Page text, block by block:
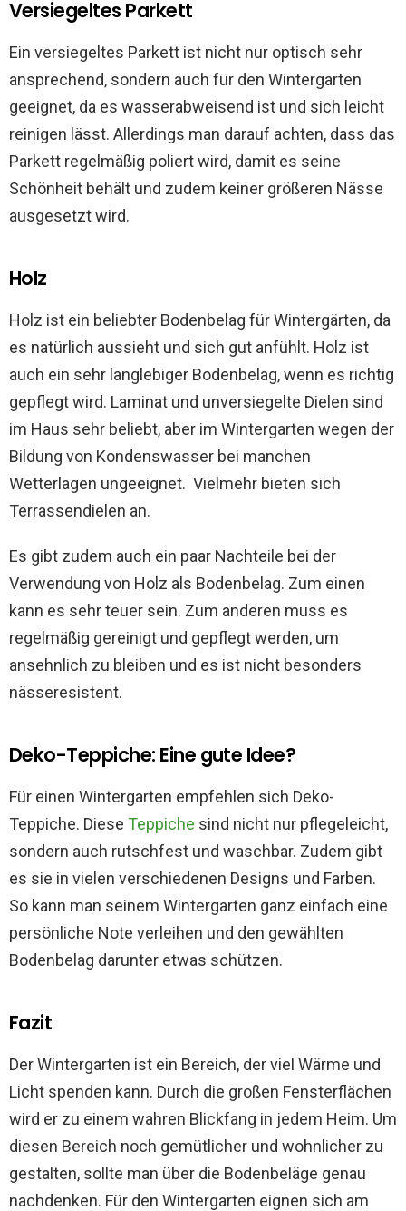
Versiegeltes Parkett
Ein versiegeltes Parkett ist nicht nur optisch sehr
ansprechend, sondern auch für den Wintergarten
geeignet, da es wasserabweisend ist und sich leicht
reinigen lässt. Allerdings man darauf achten, dass das
Parkett regelmäßig poliert wird, damit es seine
Schönheit behält und zudem keiner größeren Nässe
ausgesetzt wird.
Holz
Holz ist ein beliebter Bodenbelag für Wintergärten, da
es natürlich aussieht und sich gut anfühlt. Holz ist
auch ein sehr langlebiger Bodenbelag, wenn es richtig
gepflegt wird. Laminat und unversiegelte Dielen sind
im Haus sehr beliebt, aber im Wintergarten wegen der
Bildung von Kondenswasser bei manchen
Wetterlagen ungeeignet. Vielmehr bieten sich
Terrassendielen an.
Es gibt zudem auch ein paar Nachteile bei der
Verwendung von Holz als Bodenbelag. Zum einen
kann es sehr teuer sein. Zum anderen muss es
regelmäßig gereinigt und gepflegt werden, um
ansehnlich zu bleiben und es ist nicht besonders
nässeresistent.
Deko-Teppiche: Eine gute Idee?
Für einen Wintergarten empfehlen sich Deko-
Teppiche. Diese Teppiche sind nicht nur pflegeleicht,
sondern auch rutschfest und waschbar. Zudem gibt
es sie in vielen verschiedenen Designs und Farben.
So kann man seinem Wintergarten ganz einfach eine
persönliche Note verleihen und den gewählten
Bodenbelag darunter etwas schützen.
Fazit
Der Wintergarten ist ein Bereich, der viel Wärme und
Licht spenden kann. Durch die großen Fensterflächen
wird er zu einem wahren Blickfang in jedem Heim. Um
diesen Bereich noch gemütlicher und wohnlicher zu
gestalten, sollte man über die Bodenbeläge genau
nachdenken. Für den Wintergarten eignen sich am